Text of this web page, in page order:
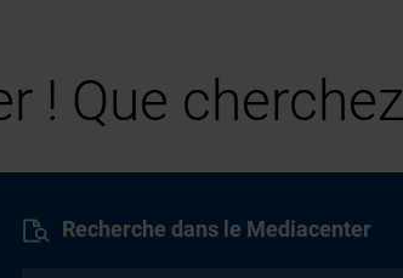
! Que
Recherche dans le Mediacenter